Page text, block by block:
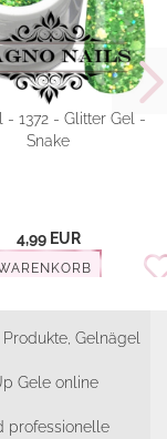
- 1372 - Glitter Gel -
Snake
4,99 EUR
Gelnägel
Gele online
professionelle